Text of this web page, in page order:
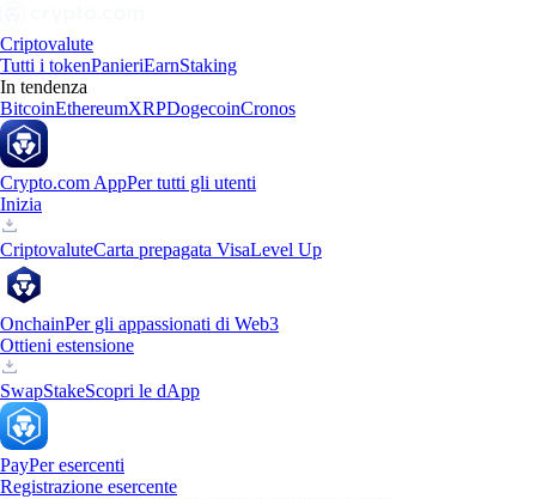
Criptovalute
Tutti i tokenPanieriEarnStaking
In tendenza
BitcoinEthereumXRPDogecoinCronos
Crypto.com AppPer tutti gli utenti
Inizia
CriptovaluteCarta prepagata VisaLevel Up
OnchainPer gli appassionati di Web3
Ottieni estensione
SwapStakeScopri le dApp
PayPer esercenti
Registrazione esercente